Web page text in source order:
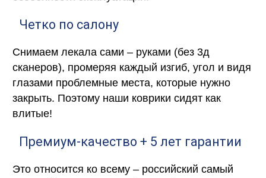
Четко по салону
Снимаем лекала сами – руками (без 3д
сканеров), промеряя каждый изгиб, угол и видя
глазами проблемные места, которые нужно
закрыть. Поэтому наши коврики сидят как
влитые!
Премиум-качество + 5 лет гарантии
Это относится ко всему – российский самый